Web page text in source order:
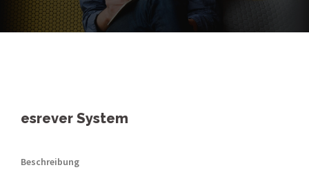
esrever System
Beschreibung